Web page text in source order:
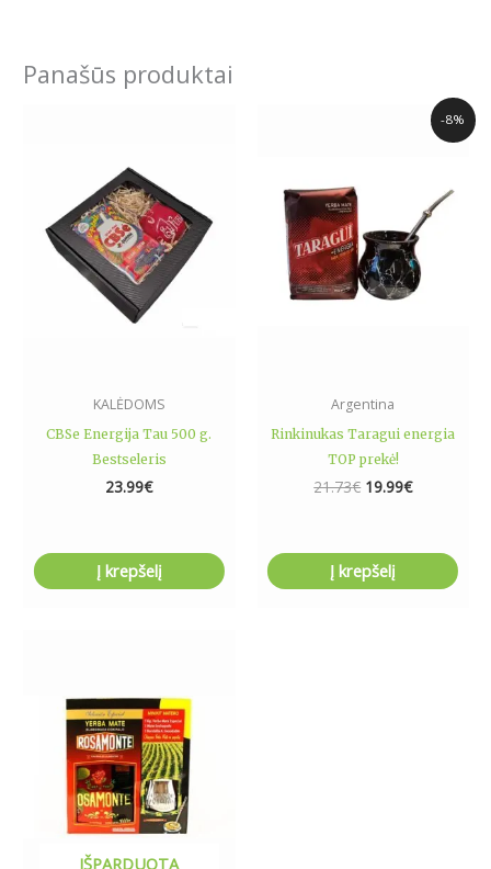
Panašūs produktai
KALĖDOMS
CBSe Energija Tau 500 g.
Bestseleris
23.99€
Į krepšelį
-8%
Argentina
Rinkinukas Taragui energia
TOP prekė!
21.73€ 19.99€
Current
price
Į krepšelį
IŠPARDUOTA